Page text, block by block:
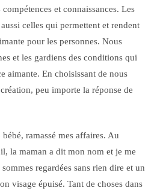
et connaissances. Les
celles qui permettent et rendent
pour les personnes. Nous
et les gardiens des conditions qui
aimante. En choisissant de nous
peu importe la réponse de
ramassé mes affaires. Au
la maman a dit mon nom et je me
regardées sans rien dire et un
visage épuisé. Tant de choses dans